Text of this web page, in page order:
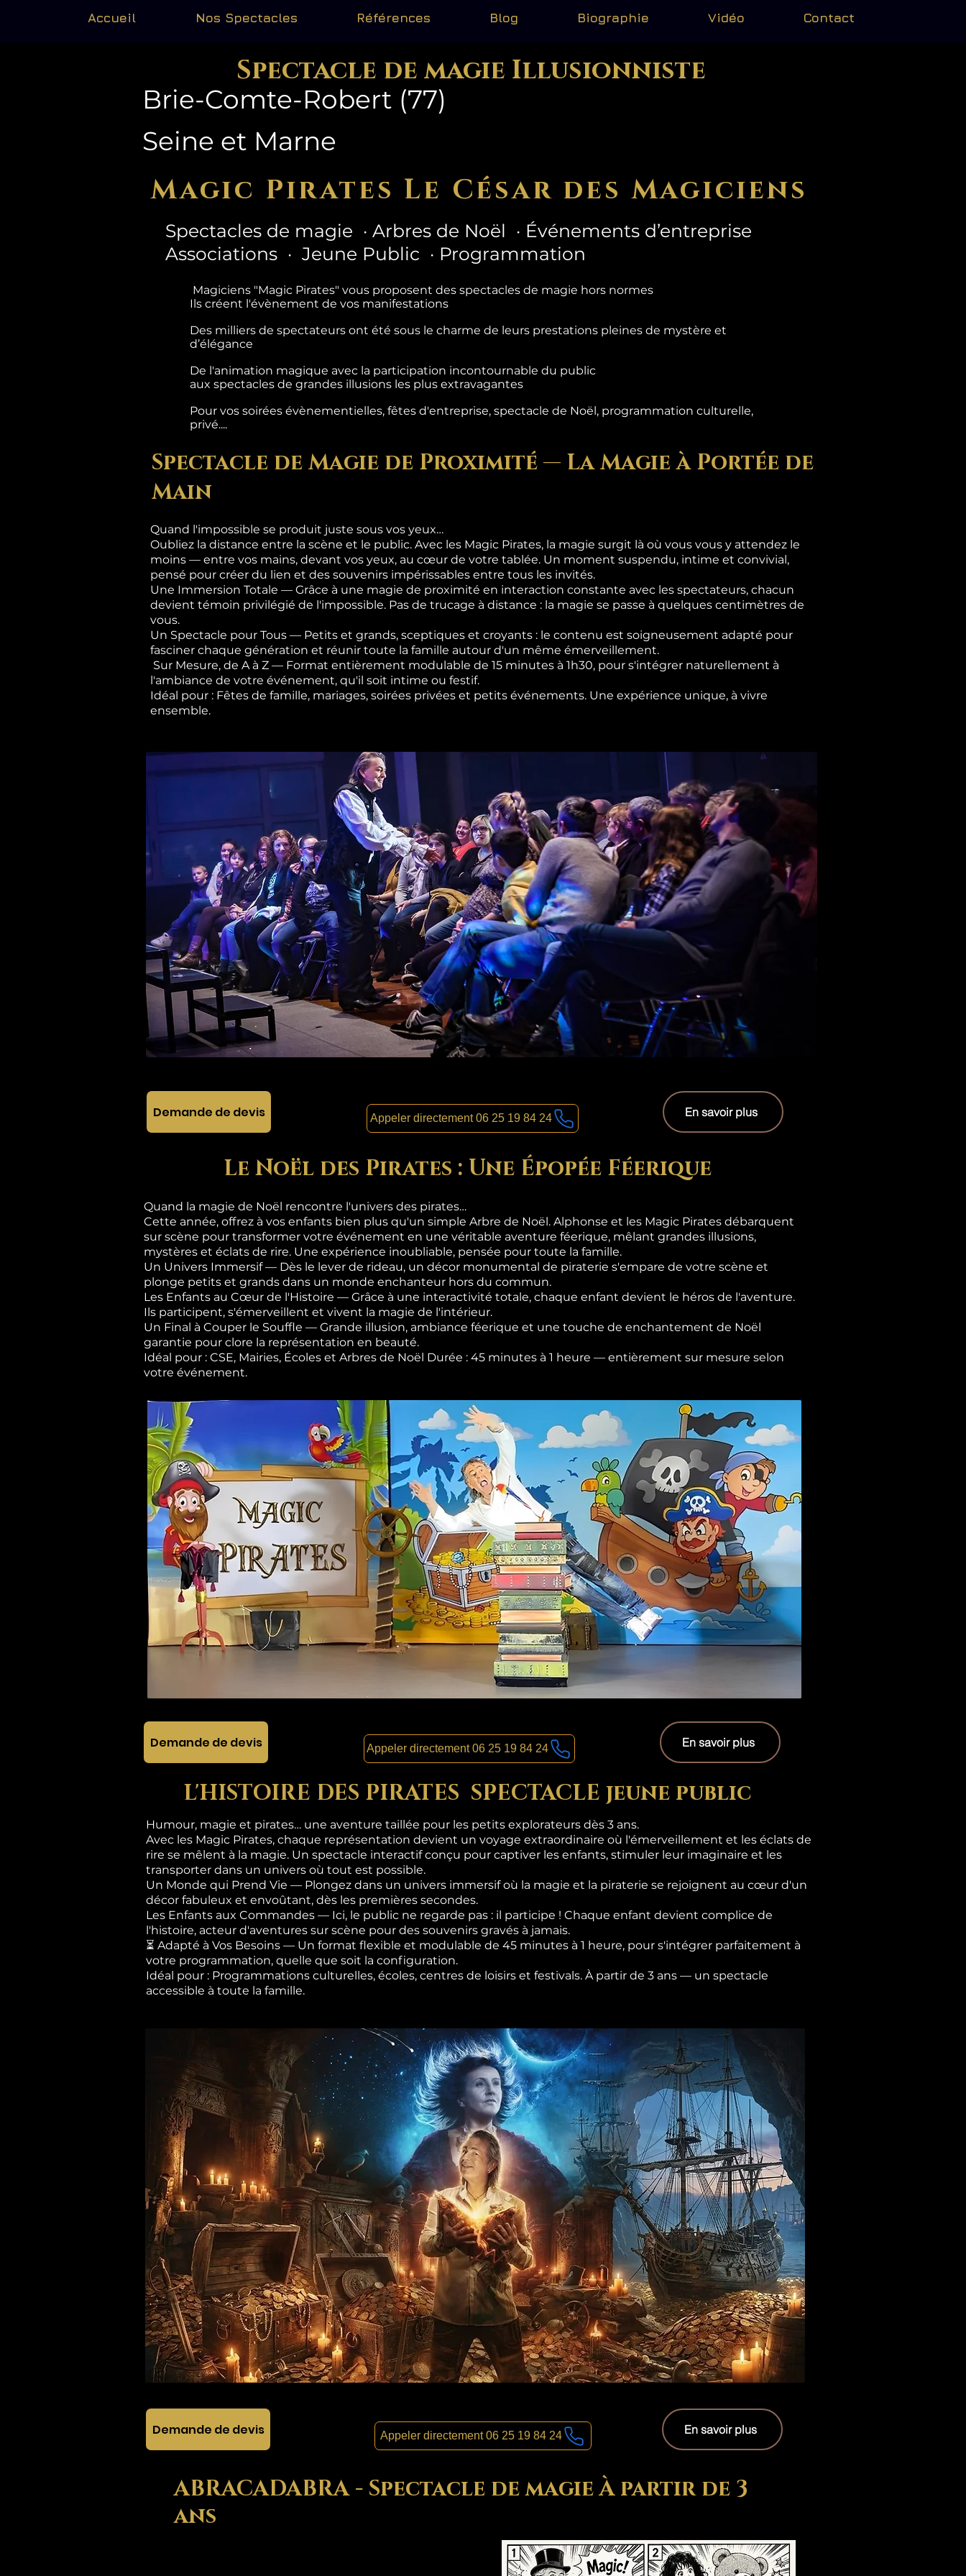
Accueil Nos Spectacles Références Blog Biographie Vidéo Contact
Spectacle de magie Illusionniste
Brie-Comte-Robert (77)
Seine et Marne
Magic Pirates Le César des Magiciens
Spectacles de magie · Arbres de Noël · Événements d’entreprise
Associations · Jeune Public · Programmation
Magiciens "Magic Pirates" vous proposent des spectacles de magie hors normes
Ils créent l'évènement de vos manifestations
Des milliers de spectateurs ont été sous le charme de leurs prestations pleines de mystère et
d’élégance
De l'animation magique avec la participation incontournable du public
aux spectacles de grandes illusions les plus extravagantes
Pour vos soirées évènementielles, fêtes d'entreprise, spectacle de Noël, programmation culturelle,
privé....
Spectacle de Magie de Proximité — La Magie à Portée de
Main
Quand l'impossible se produit juste sous vos yeux…
Oubliez la distance entre la scène et le public. Avec les Magic Pirates, la magie surgit là où vous vous y attendez le
moins — entre vos mains, devant vos yeux, au cœur de votre tablée. Un moment suspendu, intime et convivial,
pensé pour créer du lien et des souvenirs impérissables entre tous les invités.
Une Immersion Totale — Grâce à une magie de proximité en interaction constante avec les spectateurs, chacun
devient témoin privilégié de l'impossible. Pas de trucage à distance : la magie se passe à quelques centimètres de
vous.
Un Spectacle pour Tous — Petits et grands, sceptiques et croyants : le contenu est soigneusement adapté pour
fasciner chaque génération et réunir toute la famille autour d'un même émerveillement.
Sur Mesure, de A à Z — Format entièrement modulable de 15 minutes à 1h30, pour s'intégrer naturellement à
l'ambiance de votre événement, qu'il soit intime ou festif.
Idéal pour : Fêtes de famille, mariages, soirées privées et petits événements. Une expérience unique, à vivre
ensemble.
Demande de devis Appeler directement 06 25 19 84 24 En savoir plus
Le Noël des Pirates : Une Épopée Féerique
Quand la magie de Noël rencontre l'univers des pirates…
Cette année, offrez à vos enfants bien plus qu'un simple Arbre de Noël. Alphonse et les Magic Pirates débarquent
sur scène pour transformer votre événement en une véritable aventure féerique, mêlant grandes illusions,
mystères et éclats de rire. Une expérience inoubliable, pensée pour toute la famille.
Un Univers Immersif — Dès le lever de rideau, un décor monumental de piraterie s'empare de votre scène et
plonge petits et grands dans un monde enchanteur hors du commun.
Les Enfants au Cœur de l'Histoire — Grâce à une interactivité totale, chaque enfant devient le héros de l'aventure.
Ils participent, s'émerveillent et vivent la magie de l'intérieur.
Un Final à Couper le Souffle — Grande illusion, ambiance féerique et une touche de enchantement de Noël
garantie pour clore la représentation en beauté.
Idéal pour : CSE, Mairies, Écoles et Arbres de Noël Durée : 45 minutes à 1 heure — entièrement sur mesure selon
votre événement.
Demande de devis Appeler directement 06 25 19 84 24 En savoir plus
L'HISTOIRE DES PIRATES SPECTACLE jeune public
Humour, magie et pirates… une aventure taillée pour les petits explorateurs dès 3 ans.
Avec les Magic Pirates, chaque représentation devient un voyage extraordinaire où l'émerveillement et les éclats de
rire se mêlent à la magie. Un spectacle interactif conçu pour captiver les enfants, stimuler leur imaginaire et les
transporter dans un univers où tout est possible.
Un Monde qui Prend Vie — Plongez dans un univers immersif où la magie et la piraterie se rejoignent au cœur d'un
décor fabuleux et envoûtant, dès les premières secondes.
Les Enfants aux Commandes — Ici, le public ne regarde pas : il participe ! Chaque enfant devient complice de
l'histoire, acteur d'aventures sur scène pour des souvenirs gravés à jamais.
⏳ Adapté à Vos Besoins — Un format flexible et modulable de 45 minutes à 1 heure, pour s'intégrer parfaitement à
votre programmation, quelle que soit la configuration.
Idéal pour : Programmations culturelles, écoles, centres de loisirs et festivals. À partir de 3 ans — un spectacle
accessible à toute la famille.
Demande de devis Appeler directement 06 25 19 84 24 En savoir plus
ABRACADABRA - Spectacle de magie À partir de 3
ans